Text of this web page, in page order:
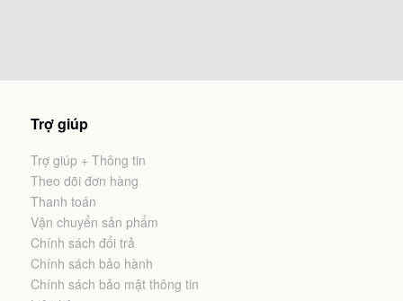
Trợ giúp
Trợ giúp + Thông tin
Theo dõi đơn hàng
Thanh toán
Vận chuyển sản phẩm
Chính sách đổi trả
Chính sách bảo hành
Chính sách bảo mật thông tin